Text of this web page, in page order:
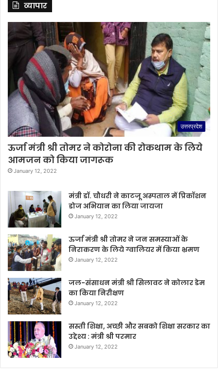
व्यापार
उत्तरप्रदेश
ऊर्जा मंत्री श्री तोमर ने कोरोना की रोकथाम के लिये
आमजन को किया जागरूक
January 12, 2022
मंत्री डॉ. चौधरी ने काटजू अस्पताल में प्रिकॉशन
डोज अभियान का लिया जायजा
January 12, 2022
ऊर्जा मंत्री श्री तोमर ने जन समस्याओं के
निराकरण के लिये ग्वालियर में किया भ्रमण
January 12, 2022
जल-संसाधन मंत्री श्री सिलावट ने कोलार डेम
का किया निरीक्षण
January 12, 2022
सस्ती शिक्षा, अच्छी और सबको शिक्षा सरकार का
उद्देश्य : मंत्री श्री परमार
January 12, 2022